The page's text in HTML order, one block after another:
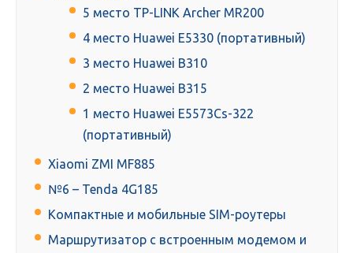
5 место TP-LINK Archer MR200
4 место Huawei E5330 (портативный)
3 место Huawei B310
2 место Huawei B315
1 место Huawei E5573Cs-322
(портативный)
Xiaomi ZMI MF885
№6 – Tenda 4G185
Компактные и мобильные SIM-роутеры
Маршрутизатор с встроенным модемом и